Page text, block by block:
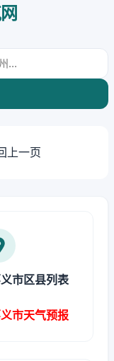
上一页
市区县列表
市天气预报